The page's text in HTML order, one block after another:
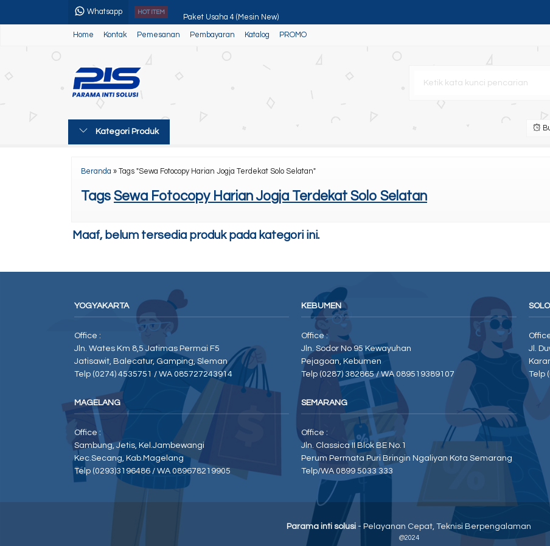
Whatsapp HOT ITEM Paket Usaha 4 (Mesin New)
Canon MF 643Cdw
Kyocera Ecosys M8130cidn
Kyocera Ecosys M2040dn Rekondisi
Home Kontak Pemesanan Pembayaran Katalog PROMO
Kategori Produk
Beranda » Tags "Sewa Fotocopy Harian Jogja Terdekat Solo Selatan"
Tags Sewa Fotocopy Harian Jogja Terdekat Solo Selatan
Maaf, belum tersedia produk pada kategori ini.
YOGYAKARTA
Office :
Jln. Wates Km 8,5 Jatimas Permai F5
Jatisawit, Balecatur, Gamping, Sleman
Telp (0274) 4535751 / WA 085727243914
MAGELANG
Office :
Sambung, Jetis, Kel.Jambewangi
Kec.Secang, Kab.Magelang
Telp (0293)3196486 / WA 089678219905
KEBUMEN
Office :
Jln. Sodor No 95 Kewayuhan
Pejagoan, Kebumen
Telp (0287) 382865 / WA 089519389107
SEMARANG
Office :
Jln. Classica II Blok BE No.1
Perum Permata Puri Bringin Ngaliyan Kota Semarang
Telp/WA 0899 5033 333
SOLO
Jl.
Telp
Parama inti solusi - Pelayanan Cepat, Teknisi Berpengalaman
@2024